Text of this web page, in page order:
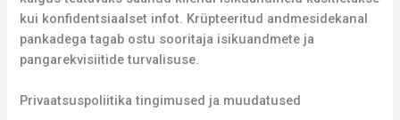
kui konfidentsiaalset infot. Krüpteeritud andmesidekanal
pankadega tagab ostu sooritaja isikuandmete ja
pangarekvisiitide turvalisuse.
Privaatsuspoliitika tingimused ja muudatused